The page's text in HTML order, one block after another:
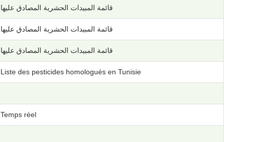
قائمة المبيدات الحشرية المصادق عليها
قائمة المبيدات الحشرية المصادق عليها
قائمة المبيدات الحشرية المصادق عليها
Liste des pesticides homologués en Tunisie
Temps réel